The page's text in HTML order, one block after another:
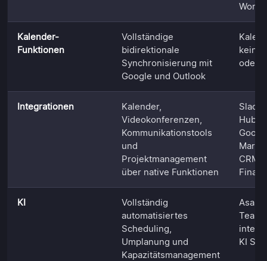
Kalender-
Funktionen
Vollständige
bidirektionale
Synchronisierung mit
Google und Outlook
kein
oder
Integrationen
Kalender,
Videokonferenzen,
Kommunikationstools
und
Projektmanagement
über native Funktionen
CRM,
KI
Vollständig
automatisiertes
Scheduling,
Umplanung und
Kapazitätsmanagement
KI